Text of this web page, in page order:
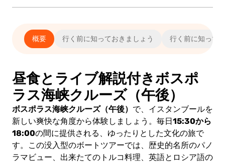
概要 行く前に知っておきましょう 行く前に知って
昼食とライブ解説付きボスポ
ラス海峡クルーズ（午後）
ボスポラス海峡クルーズ（午後） で、イスタンブールを
新しい爽快な角度から体験しましょう。毎日 15:30から
18:00の間に提供される、ゆったりとした文化の旅で
す。この没入型のボートツアーでは、歴史的名所のパノ
ラマビュー、出来たてのトルコ料理、英語とロシア語の
(5-